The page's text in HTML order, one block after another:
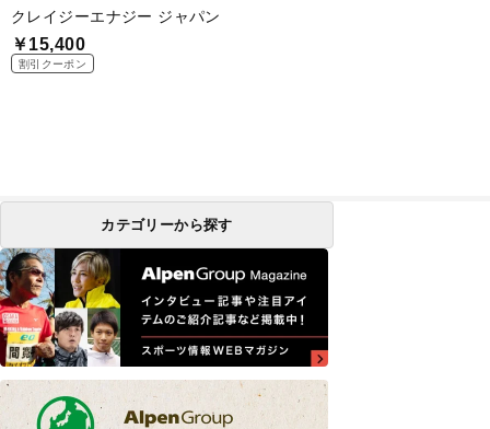
クレイジーエナジー ジャパン
￥15,400
割引クーポン
カテゴリーから探す